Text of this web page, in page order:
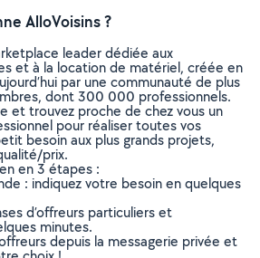
AlloVoisins ?
leader dédiée aux
et à la location de matériel, créée en
par une communauté de plus
dont 300 000 professionnels.
et trouvez proche de chez vous un
pour réaliser toutes vos
besoin aux plus grands projets,
prix.
en 3 étapes :
: indiquez votre besoin en quelques
d’offreurs particuliers et
minutes.
depuis la messagerie privée et